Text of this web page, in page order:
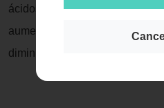
ácidos graxos presentes nas
aumento do brilho e maciez da
diminuição da queda excessiva